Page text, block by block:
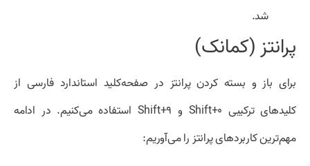
شد.
پرانتز (کمانک)
برای باز و بسته کردن پرانتز در صفحه‌کلید استاندارد فارسی از
کلیدهای ترکیبی Shift+۰ و Shift+۹ استفاده می‌کنیم. در ادامه
مهم‌ترین کاربردهای پرانتز را می‌آوریم: